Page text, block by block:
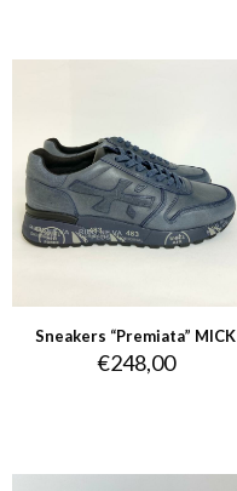
Sneakers “Premiata” MICK
€248,00